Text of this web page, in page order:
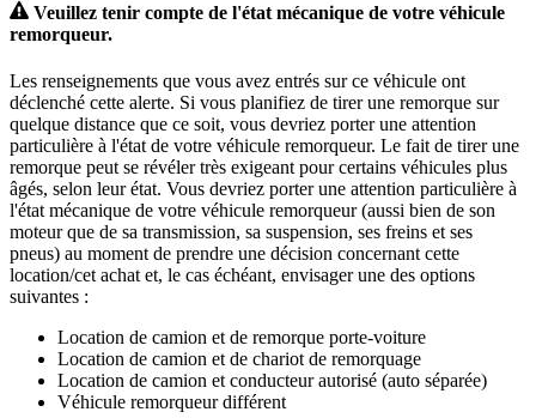
Veuillez tenir compte de l'état mécanique de votre véhicule
remorqueur.
Les renseignements que vous avez entrés sur ce véhicule ont
déclenché cette alerte. Si vous planifiez de tirer une remorque sur
quelque distance que ce soit, vous devriez porter une attention
particulière à l'état de votre véhicule remorqueur. Le fait de tirer une
remorque peut se révéler très exigeant pour certains véhicules plus
âgés, selon leur état. Vous devriez porter une attention particulière à
l'état mécanique de votre véhicule remorqueur (aussi bien de son
moteur que de sa transmission, sa suspension, ses freins et ses
pneus) au moment de prendre une décision concernant cette
location/cet achat et, le cas échéant, envisager une des options
suivantes :
Location de camion et de remorque porte-voiture
Location de camion et de chariot de remorquage
Location de camion et conducteur autorisé (auto séparée)
Véhicule remorqueur différent